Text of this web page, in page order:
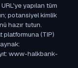
yapılan tüm
potansiyel kimlik
hazır tutun.
(TIP)
www-halkbank-